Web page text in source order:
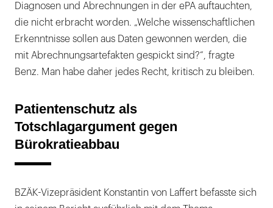
Diagnosen und Abrechnungen in der ePA auftauchten,
die nicht erbracht worden. „Welche wissenschaftlichen
Erkenntnisse sollen aus Daten gewonnen werden, die
mit Abrechnungsartefakten gespickt sind?“, fragte
Benz. Man habe daher jedes Recht, kritisch zu bleiben.
Patientenschutz als
Totschlagargument gegen
Bürokratieabbau
BZÄK-Vizepräsident Konstantin von Laffert befasste sich